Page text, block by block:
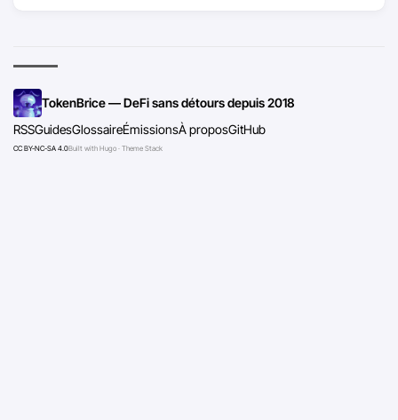
TokenBrice — DeFi sans détours depuis 2018
RSSGuidesGlossaireÉmissionsÀ proposGitHub
CC BY-NC-SA 4.0Built with Hugo · Theme Stack